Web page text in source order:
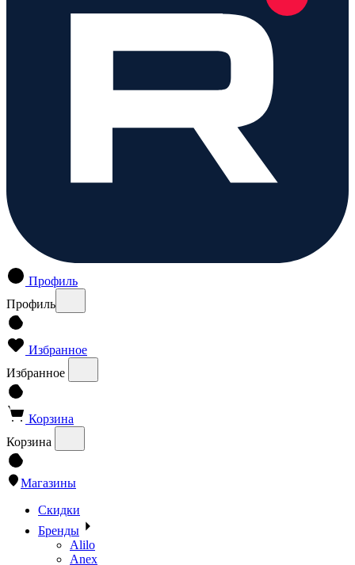
Профиль
Профиль
Избранное
Избранное
Корзина
Корзина
Магазины
Скидки
Бренды
Alilo
Anex